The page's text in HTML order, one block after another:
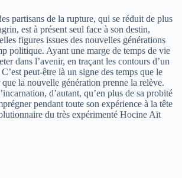
partisans de la rupture, qui se réduit de plus
est à présent seul face à son destin,
figures issues des nouvelles générations
politique. Ayant une marge de temps de vie
dans l’avenir, en traçant les contours d’un
peut-être là un signe des temps que le
la nouvelle génération prenne la relève.
d’autant, qu’en plus de sa probité
pendant toute son expérience à la tête
du très expérimenté Hocine Aït